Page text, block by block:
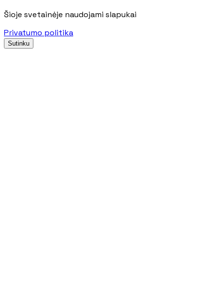
Šioje svetainėje naudojami slapukai
Privatumo politika
Sutinku